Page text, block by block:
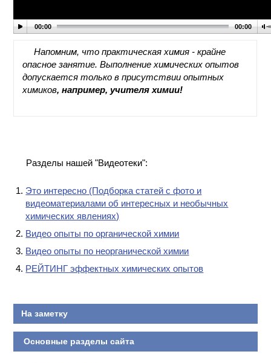
00:00 00:00
Напомним, что практическая химия - крайне
опасное занятие. Выполнение химических опытов
допускается только в присутствии опытных
химиков, например, учителя химии!
Разделы нашей "Видеотеки":
Это интересно (Подборка статей с фото и
видеоматериалами об интересных и необычных
химических явлениях)
Видео опыты по органической химии
Видео опыты по неорганической химии
РЕЙТИНГ эффектных химических опытов
На заметку
Основные разделы сайта